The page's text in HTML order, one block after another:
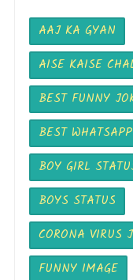
AAJ KA GYAN
AISE KAISE
BEST FUNNY
BEST
BOY GIRL
BOYS STATUS
CORONA VIRUS
FUNNY IMAGE